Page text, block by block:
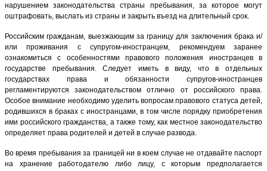
нарушением законодательства страны пребывания, за которое могут
оштрафовать, выслать из страны и закрыть въезд на длительный срок.
Российским гражданам, выезжающим за границу для заключения брака и/
или проживания с супругом-иностранцем, рекомендуем заранее
ознакомиться с особенностями правового положения иностранцев в
государстве пребывания. Следует иметь в виду, что в отдельных
государствах права и обязанности супругов-иностранцев
регламентируются законодательством отлично от российского права.
Особое внимание необходимо уделить вопросам правового статуса детей,
родившихся в браках с иностранцами, в том числе порядку приобретения
ими российского гражданства, а также тому, как местное законодательство
определяет права родителей и детей в случае развода.
Во время пребывания за границей ни в коем случае не отдавайте паспорт
на хранение работодателю либо лицу, с которым предполагается